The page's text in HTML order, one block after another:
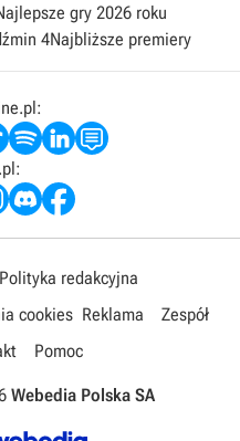
gry 2026 roku
4Najbliższe premiery
Polityka redakcyjna
cookies Reklama
Zespół
Pomoc
Webedia Polska SA